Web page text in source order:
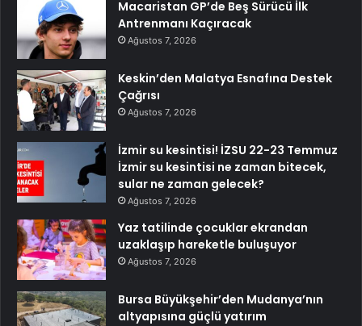
Macaristan GP’de Beş Sürücü İlk
Antrenmanı Kaçıracak
Ağustos 7, 2026
Keskin’den Malatya Esnafına Destek
Çağrısı
Ağustos 7, 2026
İzmir su kesintisi! İZSU 22-23 Temmuz
İzmir su kesintisi ne zaman bitecek,
sular ne zaman gelecek?
Ağustos 7, 2026
Yaz tatilinde çocuklar ekrandan
uzaklaşıp hareketle buluşuyor
Ağustos 7, 2026
Bursa Büyükşehir’den Mudanya’nın
altyapısına güçlü yatırım